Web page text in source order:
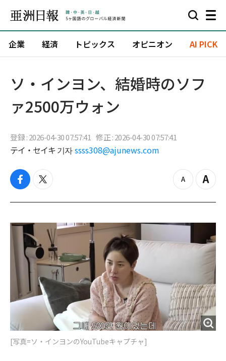
企業 経済 トピックス オピニオン AI PICK
ソ・インヨン、結婚時のソフ
ァ2500万ウォン
登録 : 2026-04-30 07:57:41 修正 : 2026-04-30 07:57:41
テイ・セイキ 기자 ssss308@ajunews.com
f
c
b
o
o
t
i
t
z
o
o
t
Z
o
i
[写真=ソ・インヨンのYouTubeキャプチャ]